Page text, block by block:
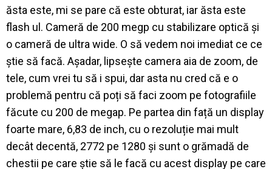
ăsta este, mi se pare că este obturat, iar ăsta este
flash ul. Cameră de 200 megp cu stabilizare optică și
o cameră de ultra wide. O să vedem noi imediat ce ce
știe să facă. Așadar, lipsește camera aia de zoom, de
tele, cum vrei tu să i spui, dar asta nu cred că e o
problemă pentru că poți să faci zoom pe fotografiile
făcute cu 200 de megap. Pe partea din față un display
foarte mare, 6,83 de inch, cu o rezoluție mai mult
decât decentă, 2772 pe 1280 și sunt o grămadă de
chestii pe care știe să le facă cu acest display pe care